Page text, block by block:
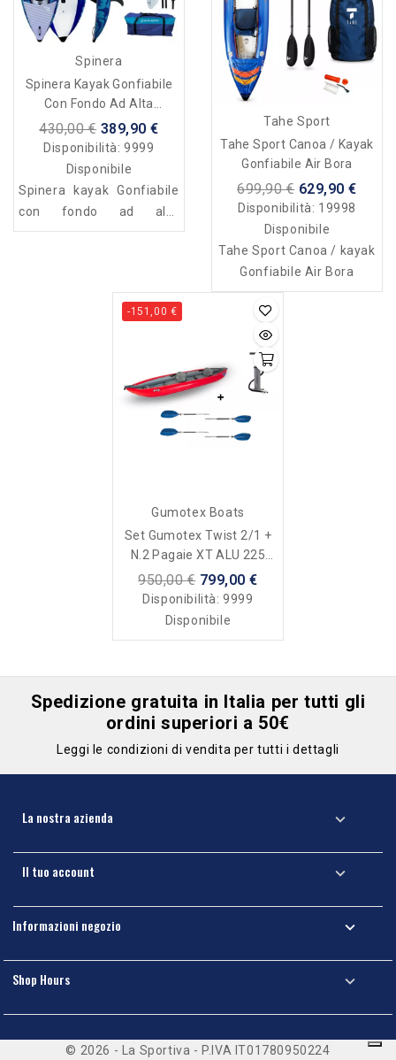
Spinera
Spinera Kayak Gonfiabile
Con Fondo Ad Alta
Pressione - Duo - 2 Posti
430,00 € 389,90 €
Disponibilità:9999
Disponibile
Spinera kayak Gonfiabile
con fondo ad alta
pressione - Duo - 2 posti
Tahe Sport
Tahe Sport Canoa / Kayak
Gonfiabile Air Bora
699,90 € 629,90 €
Disponibilità: 19998
Disponibile
Tahe Sport Canoa / kayak
Gonfiabile Air Bora
-151,00 €
Gumotex Boats
Set Gumotex Twist 2/1 +
N.2 Pagaie XT ALU 225
Divis. + Gonfiatore Bravo 4
GM ALU
950,00 € 799,00 €
Disponibilità:9999
Disponibile
Spedizione gratuita in Italia per tutti gli
ordini superiori a 50€
Leggi le condizioni di vendita per tutti i dettagli
La nostra azienda 
Il tuo account 
Informazioni negozio 
Shop Hours 
© 2026 - La Sportiva - P.IVA IT01780950224